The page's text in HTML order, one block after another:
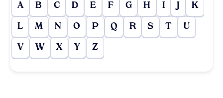
A B C D E F G H I J K
L M N O P Q R S T U
V W X Y Z